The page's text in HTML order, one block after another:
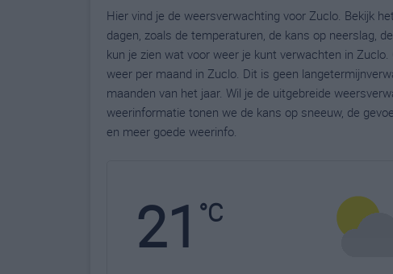
Hier vind je de weersverwachting voor Zuclo. Bekijk
dagen, zoals de temperaturen, de kans op neerslag,
kun je zien wat voor weer je kunt verwachten in
weer per maand in Zuclo. Dit is geen
maanden van het jaar. Wil je de uitgebreide
weerinformatie tonen we de kans op sneeuw, de
en meer goede weerinfo.
21 °C